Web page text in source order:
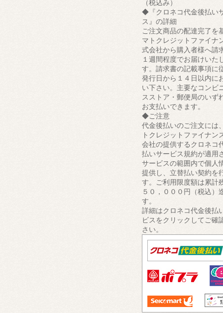
（税込み）
◆『クロネコ代金後払い
ス』の詳細
ご注文商品の配達完了を
マトクレジットファイナ
式会社から購入者様へ請
１週間程度でお届けいた
す。請求書の記載事項に
発行日から１４日以内に
い下さい。主要なコンビ
スストア・郵便局のいず
お支払いできます。
◆ご注意
代金後払いのご注文には
トクレジットファイナン
会社の提供するクロネコ
払いサービス規約が適用
サービスの範囲内で個人
提供し、立替払い契約を
す。ご利用限度額は累計
５０，０００円（税込）
す。
詳細はクロネコ代金後払
ビスをクリックしてご確
さい。